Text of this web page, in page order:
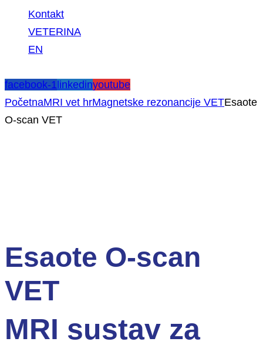
Kontakt
VETERINA
EN
facebook-1 linkedinyoutube
PočetnaMRI vet hrMagnetske rezonancije VETEsaote
O-scan VET
Esaote O-scan
VET
MRI sustav za